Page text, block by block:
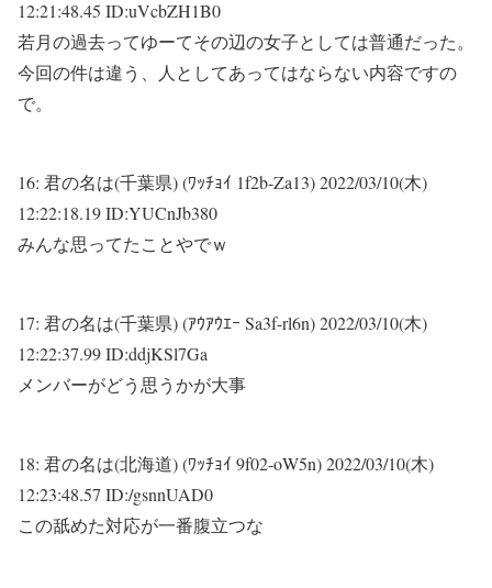
12:21:48.45 ID:uVcbZH1B0
若月の過去ってゆーてその辺の女子としては普通だった。
今回の件は違う、人としてあってはならない内容ですの
で。
16: 君の名は(千葉県) (ﾜｯﾁｮｲ 1f2b-Za13)2022/03/10(木)
12:22:18.19 ID:YUCnJb380
みんな思ってたことやでｗ
17: 君の名は(千葉県) (ｱｳｱｳｴｰ Sa3f-rl6n)2022/03/10(木)
12:22:37.99 ID:ddjKSl7Ga
メンバーがどう思うかが大事
18: 君の名は(北海道) (ﾜｯﾁｮｲ 9f02-oW5n)2022/03/10(木)
12:23:48.57 ID:/gsnnUAD0
この舐めた対応が一番腹立つな